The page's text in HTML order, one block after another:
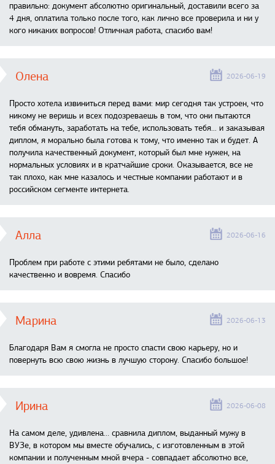
правильно: документ абсолютно оригинальный, доставили всего за
4 дня, оплатила только после того, как лично все проверила и ни у
кого никаких вопросов! Отличная работа, спасибо вам!
Олена 2026-06-19
Просто хотела извиниться перед вами: мир сегодня так устроен, что
никому не веришь и всех подозреваешь в том, что они пытаются
тебя обмануть, заработать на тебе, использовать тебя... и заказывая
диплом, я морально была готова к тому, что именно так и будет. А
получила качественный документ, который был мне нужен, на
нормальных условиях и в кратчайшие сроки. Оказывается, все не
так плохо, как мне казалось и честные компании работают и в
российском сегменте интернета.
Алла 2026-06-16
Проблем при работе с этими ребятами не было, сделано
качественно и вовремя. Спасибо
Марина 2026-06-13
Благодаря Вам я смогла не просто спасти свою карьеру, но и
повернуть всю свою жизнь в лучшую сторону. Спасибо большое!
Ирина 2026-06-08
На самом деле, удивлена… сравнила диплом, выданный мужу в
ВУЗе, в котором мы вместе обучались, с изготовленным в этой
компании и полученным мной вчера - совпадает абсолютно все,